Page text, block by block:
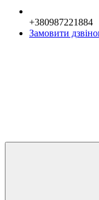
+380987221884
Замовити